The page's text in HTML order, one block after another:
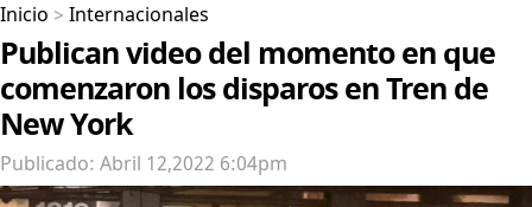
Inicio > Internacionales
Publican video del momento en que
comenzaron los disparos en Tren de
New York
Publicado: Abril 12,2022 6:04pm